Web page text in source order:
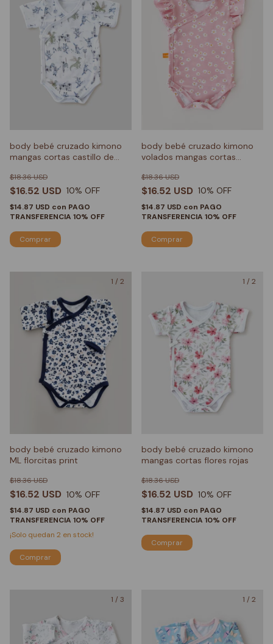
body bebé cruzado kimono
mangas cortas castillo de
$16.52 USD
$18.36 USD
10% OFF
$14.87 USD con PAGO
TRANSFERENCIA 10% OFF
Comprar
body bebé cruzado kimono
volados mangas cortas
$16.52 USD
$18.36 USD
10% OFF
$14.87 USD con PAGO
TRANSFERENCIA 10% OFF
Comprar
1 / 2
body bebé cruzado kimono
ML florcitas print
$16.52 USD
$18.36 USD
10% OFF
$14.87 USD con PAGO
TRANSFERENCIA 10% OFF
¡Solo quedan 2 en stock!
Comprar
1 / 2
body bebé cruzado kimono
mangas cortas flores rojas
$16.52 USD
$18.36 USD
10% OFF
$14.87 USD con PAGO
TRANSFERENCIA 10% OFF
Comprar
1 / 3 1 / 2